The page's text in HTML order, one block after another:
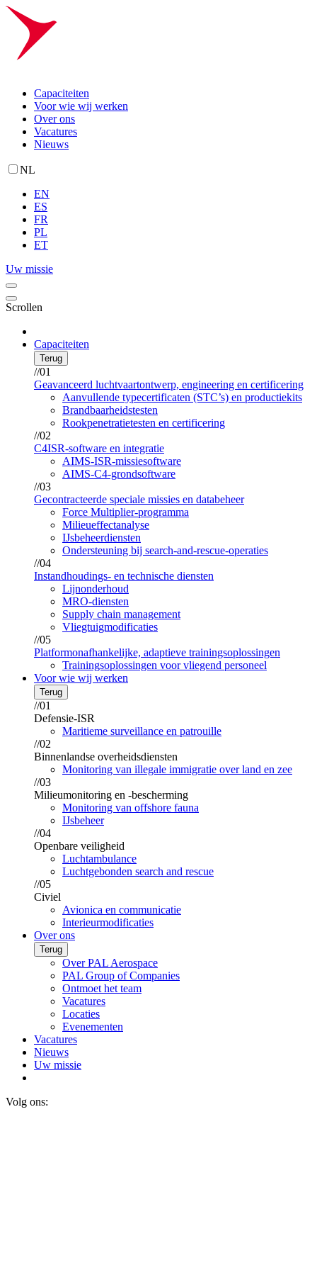
Capaciteiten
Voor wie wij werken
Over ons
Vacatures
Nieuws
NL
EN
ES
FR
PL
ET
Uw missie
Scrollen
Capaciteiten
Terug
//01
Geavanceerd luchtvaartontwerp, engineering en certificering
Aanvullende typecertificaten (STC’s) en productiekits
Brandbaarheidstesten
Rookpenetratietesten en certificering
//02
C4ISR-software en integratie
AIMS-ISR-missiesoftware
AIMS-C4-grondsoftware
//03
Gecontracteerde speciale missies en databeheer
Force Multiplier-programma
Milieueffectanalyse
IJsbeheerdiensten
Ondersteuning bij search-and-rescue-operaties
//04
Instandhoudings- en technische diensten
Lijnonderhoud
MRO-diensten
Supply chain management
Vliegtuigmodificaties
//05
Platformonafhankelijke, adaptieve trainingsoplossingen
Trainingsoplossingen voor vliegend personeel
Voor wie wij werken
Terug
//01
Defensie-ISR
Maritieme surveillance en patrouille
//02
Binnenlandse overheidsdiensten
Monitoring van illegale immigratie over land en zee
//03
Milieumonitoring en -bescherming
Monitoring van offshore fauna
IJsbeheer
//04
Openbare veiligheid
Luchtambulance
Luchtgebonden search and rescue
//05
Civiel
Avionica en communicatie
Interieurmodificaties
Over ons
Terug
Over PAL Aerospace
PAL Group of Companies
Ontmoet het team
Vacatures
Locaties
Evenementen
Vacatures
Nieuws
Uw missie
Volg ons: